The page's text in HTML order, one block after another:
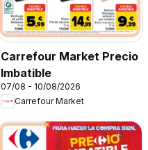
Carrefour Market Precio
Imbatible
07/08 - 10/08/2026
Carrefour Market